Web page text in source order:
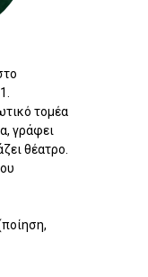
τομέα
γράφει
θέατρο.